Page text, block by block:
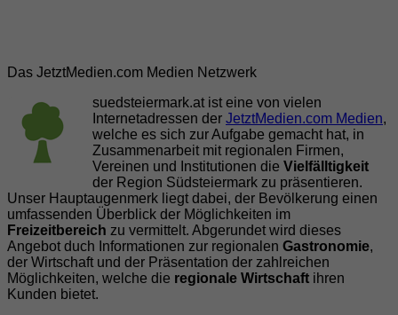
Das JetztMedien.com Medien Netzwerk
suedsteiermark.at ist eine von vielen
Internetadressen der JetztMedien.com Medien,
welche es sich zur Aufgabe gemacht hat, in
Zusammenarbeit mit regionalen Firmen,
Vereinen und Institutionen die Vielfälltigkeit
der Region Südsteiermark zu präsentieren.
Unser Hauptaugenmerk liegt dabei, der Bevölkerung einen
umfassenden Überblick der Möglichkeiten im
Freizeitbereich zu vermittelt. Abgerundet wird dieses
Angebot duch Informationen zur regionalen Gastronomie,
der Wirtschaft und der Präsentation der zahlreichen
Möglichkeiten, welche die regionale Wirtschaft ihren
Kunden bietet.